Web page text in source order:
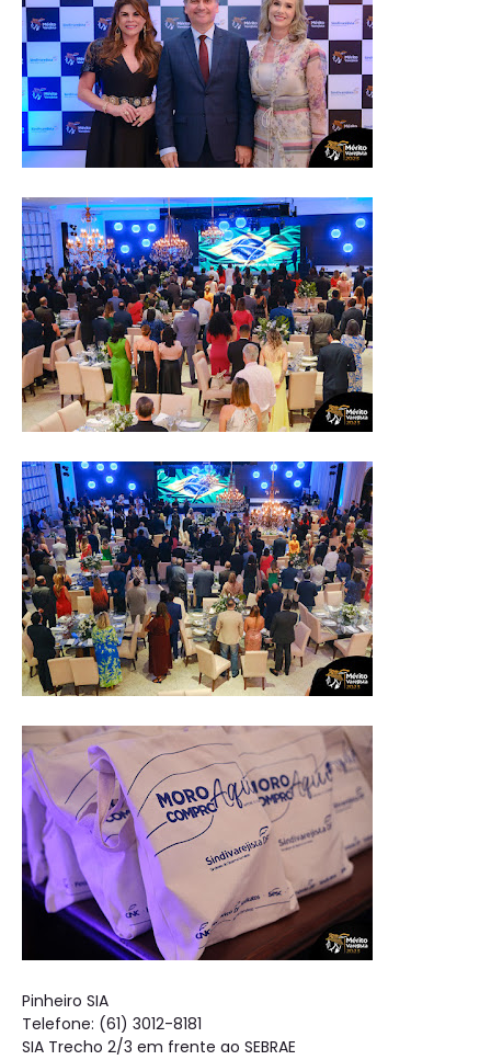
Pinheiro SIA
Telefone: (61) 3012-8181
SIA Trecho 2/3 em frente ao SEBRAE